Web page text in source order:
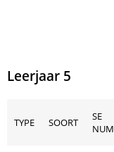
Leerjaar 5
TYPE SOORT
SE